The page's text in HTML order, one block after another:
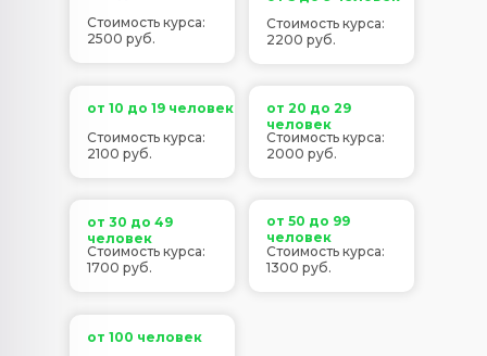
Стоимость курса:
2500 руб.
от 10 до 19 человек
от 20 до 29
человек
от 30 до 49
человек
от 50 до 99
человек
от 100 человек
Стоимость курса:
2200 руб.
Стоимость курса:
2100 руб.
Стоимость курса:
2000 руб.
Стоимость курса:
1700 руб.
Стоимость курса:
1300 руб.